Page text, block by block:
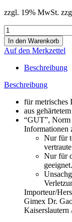
zzgl. 19% MwSt.
Auf den Merkzettel
Beschreibung
Beschreibung
für metrisches
aus
“GUT”,
Informationen
Nur für
Nur für
geeignet.
Importeur/
Gimex Dr.
Kaiserslautern